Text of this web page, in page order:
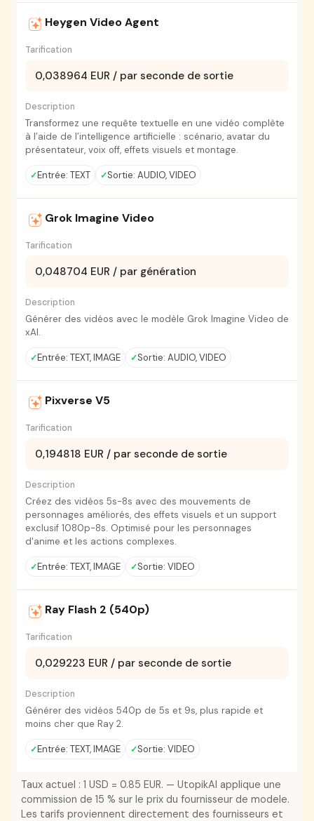
Heygen Video Agent
Tarification
0,038964 EUR / par seconde de sortie
Description
Transformez une requête textuelle en une vidéo complète
à l’aide de l’intelligence artificielle : scénario, avatar du
présentateur, voix off, effets visuels et montage.
Entrée: TEXT Sortie: AUDIO, VIDEO
Grok Imagine Video
Tarification
0,048704 EUR / par génération
Description
Générer des vidéos avec le modèle Grok Imagine Video de
xAI.
Entrée: TEXT, IMAGE Sortie: AUDIO, VIDEO
Pixverse V5
Tarification
0,194818 EUR / par seconde de sortie
Description
Créez des vidéos 5s-8s avec des mouvements de
personnages améliorés, des effets visuels et un support
exclusif 1080p-8s. Optimisé pour les personnages
d'anime et les actions complexes.
Entrée: TEXT, IMAGE Sortie: VIDEO
Ray Flash 2 (540p)
Tarification
0,029223 EUR / par seconde de sortie
Description
Générer des vidéos 540p de 5s et 9s, plus rapide et
moins cher que Ray 2.
Entrée: TEXT, IMAGE Sortie: VIDEO
Taux actuel : 1 USD = 0.85 EUR. — UtopikAI applique une
commission de 15 % sur le prix du fournisseur de modele.
Les tarifs proviennent directement des fournisseurs et